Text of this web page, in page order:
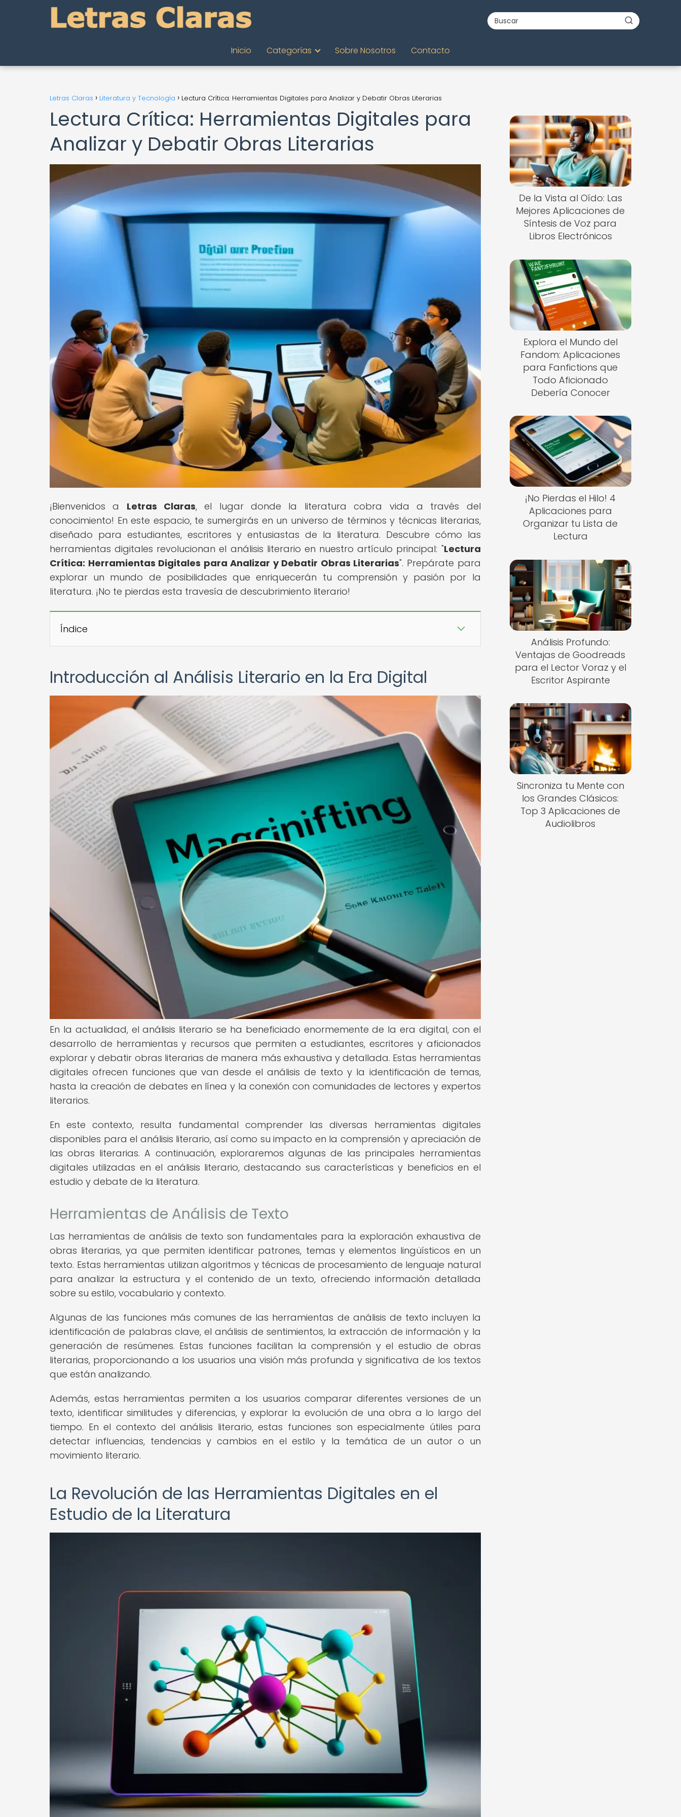
Inicio Categorías Sobre Nosotros Contacto
Letras Claras Literatura y Tecnología Lectura Crítica: Herramientas Digitales para Analizar y Debatir Obras Literarias
Lectura Crítica: Herramientas Digitales para
Analizar y Debatir Obras Literarias
¡Bienvenidos a Letras Claras, el lugar donde la literatura cobra vida a través del
conocimiento! En este espacio, te sumergirás en un universo de términos y técnicas literarias,
diseñado para estudiantes, escritores y entusiastas de la literatura. Descubre cómo las
herramientas digitales revolucionan el análisis literario en nuestro artículo principal: "Lectura
Crítica: Herramientas Digitales para Analizar y Debatir Obras Literarias". Prepárate para
explorar un mundo de posibilidades que enriquecerán tu comprensión y pasión por la
literatura. ¡No te pierdas esta travesía de descubrimiento literario!
Índice
Introducción al Análisis Literario en la Era Digital
En la actualidad, el análisis literario se ha beneficiado enormemente de la era digital, con el
desarrollo de herramientas y recursos que permiten a estudiantes, escritores y aficionados
explorar y debatir obras literarias de manera más exhaustiva y detallada. Estas herramientas
digitales ofrecen funciones que van desde el análisis de texto y la identificación de temas,
hasta la creación de debates en línea y la conexión con comunidades de lectores y expertos
literarios.
En este contexto, resulta fundamental comprender las diversas herramientas digitales
disponibles para el análisis literario, así como su impacto en la comprensión y apreciación de
las obras literarias. A continuación, exploraremos algunas de las principales herramientas
digitales utilizadas en el análisis literario, destacando sus características y beneficios en el
estudio y debate de la literatura.
Herramientas de Análisis de Texto
Las herramientas de análisis de texto son fundamentales para la exploración exhaustiva de
obras literarias, ya que permiten identificar patrones, temas y elementos lingüísticos en un
texto. Estas herramientas utilizan algoritmos y técnicas de procesamiento de lenguaje natural
para analizar la estructura y el contenido de un texto, ofreciendo información detallada
sobre su estilo, vocabulario y contexto.
Algunas de las funciones más comunes de las herramientas de análisis de texto incluyen la
identificación de palabras clave, el análisis de sentimientos, la extracción de información y la
generación de resúmenes. Estas funciones facilitan la comprensión y el estudio de obras
literarias, proporcionando a los usuarios una visión más profunda y significativa de los textos
que están analizando.
Además, estas herramientas permiten a los usuarios comparar diferentes versiones de un
texto, identificar similitudes y diferencias, y explorar la evolución de una obra a lo largo del
tiempo. En el contexto del análisis literario, estas funciones son especialmente útiles para
detectar influencias, tendencias y cambios en el estilo y la temática de un autor o un
movimiento literario.
La Revolución de las Herramientas Digitales en el
Estudio de la Literatura
De la Vista al Oído: Las
Mejores Aplicaciones de
Síntesis de Voz para
Libros Electrónicos
Explora el Mundo del
Fandom: Aplicaciones
para Fanfictions que
Todo Aficionado
Debería Conocer
¡No Pierdas el Hilo! 4
Aplicaciones para
Organizar tu Lista de
Lectura
Análisis Profundo:
Ventajas de Goodreads
para el Lector Voraz y el
Escritor Aspirante
Sincroniza tu Mente con
los Grandes Clásicos:
Top 3 Aplicaciones de
Audiolibros